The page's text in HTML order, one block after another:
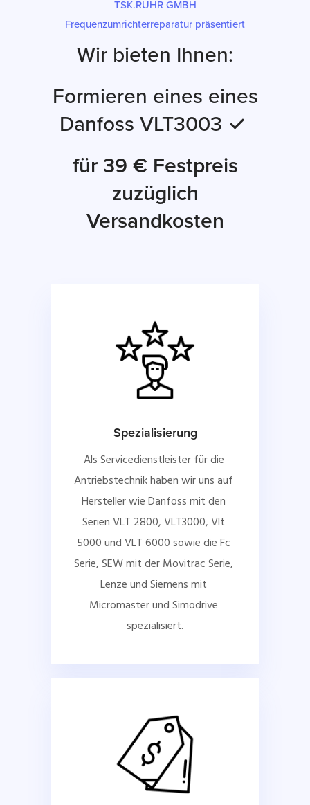
TSK.RUHR GMBH
Frequenzumrichterreparatur präsentiert
Wir bieten Ihnen:
Formieren eines eines
Danfoss VLT3003 ✓
für 39 € Festpreis
zuzüglich
Versandkosten
Spezialisierung
Als Servicedienstleister für die
Antriebstechnik haben wir uns auf
Hersteller wie Danfoss mit den
Serien VLT 2800, VLT3000, Vlt
5000 und VLT 6000 sowie die Fc
Serie, SEW mit der Movitrac Serie,
Lenze und Siemens mit
Micromaster und Simodrive
spezialisiert.